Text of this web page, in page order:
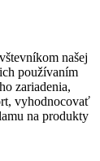
našej
používaním
zariadenia,
vyhodnocovať
na produkty